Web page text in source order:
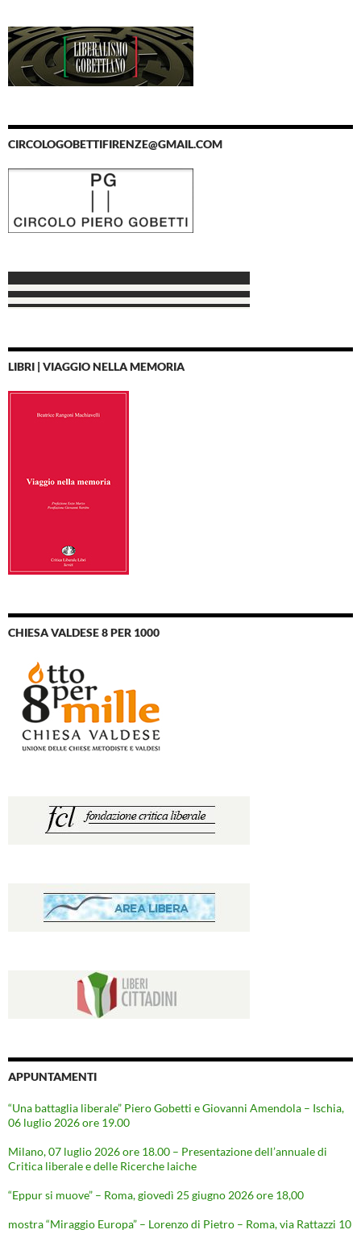
CIRCOLOGOBETTIFIRENZE@GMAIL.COM
LIBRI | VIAGGIO NELLA MEMORIA
CHIESA VALDESE 8 PER 1000
APPUNTAMENTI
“Una battaglia liberale” Piero Gobetti e Giovanni Amendola – Ischia,
06 luglio 2026 ore 19.00
Milano, 07 luglio 2026 ore 18.00 – Presentazione dell’annuale di
Critica liberale e delle Ricerche laiche
“Eppur si muove” – Roma, giovedì 25 giugno 2026 ore 18,00
mostra “Miraggio Europa” – Lorenzo di Pietro – Roma, via Rattazzi 10